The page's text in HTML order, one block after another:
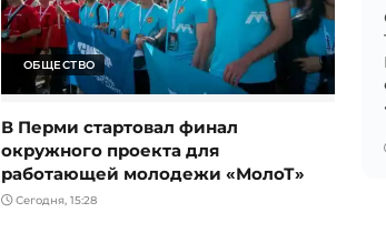
ОБЩЕСТВО
В Перми стартовал финал
окружного проекта для
работающей молодежи «МолоТ»
Сегодня, 15:28